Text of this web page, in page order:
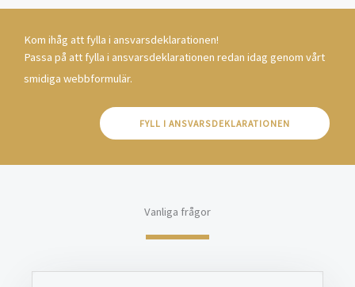
Kom ihåg att fylla i ansvarsdeklarationen!
Passa på att fylla i ansvarsdeklarationen redan idag genom vårt
smidiga webbformulär.
FYLL I ANSVARSDEKLARATIONEN
Vanliga frågor